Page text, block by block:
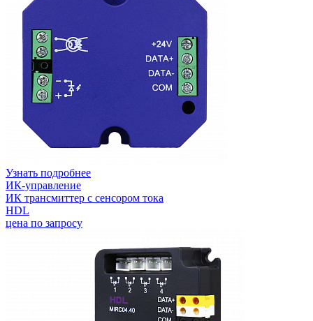
Узнать подробнее
ИК-управление
ИК трансмиттер с сенсором тока
HDL
цена по запросу